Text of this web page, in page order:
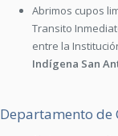
Abrimos cupos
Transito
entre la
Indígena San
Departamento de